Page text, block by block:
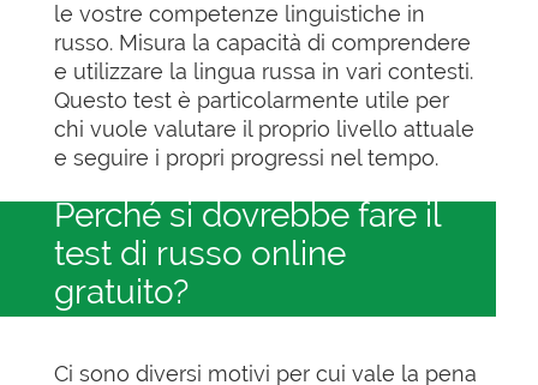
le vostre competenze linguistiche in
russo. Misura la capacità di comprendere
e utilizzare la lingua russa in vari contesti.
Questo test è particolarmente utile per
chi vuole valutare il proprio livello attuale
e seguire i propri progressi nel tempo.
Perché si dovrebbe fare il
test di russo online
gratuito?
Ci sono diversi motivi per cui vale la pena